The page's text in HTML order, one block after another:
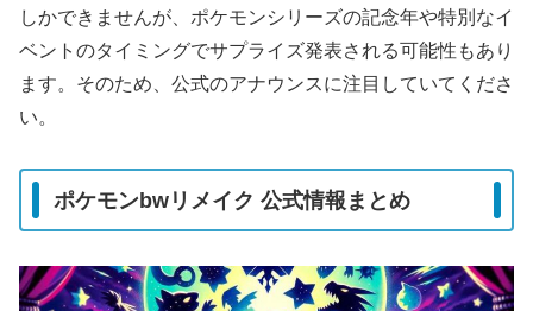
しかできませんが、ポケモンシリーズの記念年や特別なイ
ベントのタイミングでサプライズ発表される可能性もあり
ます。そのため、公式のアナウンスに注目していてくださ
い。
ポケモンbwリメイク 公式情報まとめ